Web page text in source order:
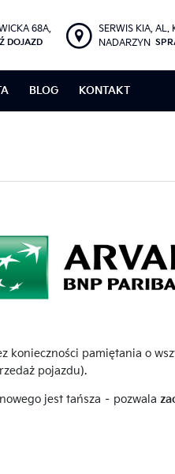
68A,
DOJAZD
SERWIS KIA, AL.
NADARZYN
BLOG KONTAKT
konieczności pamiętania o
pojazdu).
jest tańsza – pozwala